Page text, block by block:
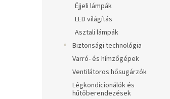
Éjjeli lámpák
LED világítás
Asztali lámpák
Biztonsági technológia
Varró- és hímzőgépek
Ventilátoros hősugárzók
Légkondicionálók és
hűtőberendezések